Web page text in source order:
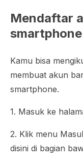
Mendaftar
smartphone
Kamu bisa
membuat akun
smartphone.
1. Masuk ke
2. Klik menu
disini di bagian